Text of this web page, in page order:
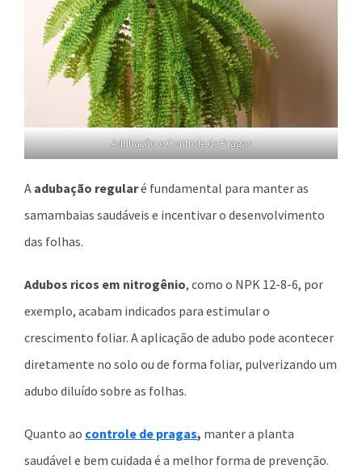
Adubação e Controle de Pragas
A adubação regularé fundamental para manter as
samambaias saudáveis e incentivar o desenvolvimento
das folhas.
Adubos ricos em nitrogênio, como o NPK 12-8-6, por
exemplo, acabam indicados para estimular o
crescimento foliar. A aplicação de adubo pode acontecer
diretamente no solo ou de forma foliar, pulverizando um
adubo diluído sobre as folhas.
Quanto ao controle de pragas, manter a planta
saudável e bem cuidada é a melhor forma de prevenção.